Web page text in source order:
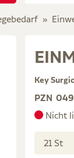
Key
PZN
Nicht
21 St